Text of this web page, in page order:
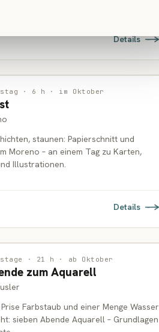
Details
· 6 h · im Oktober
staunen: Papierschnitt und
Moreno – an einem Tag zu Karten,
Illustrationen.
Details
· 21 h · ab Oktober
zum Aquarell
Farbstaub und einer Menge Wasser
sieben Abende Aquarell – Grundlagen